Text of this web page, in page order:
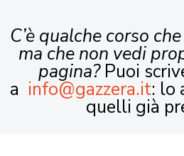
C’è qualche corso
ma che non vedi
pagina?Puoi
a info@gazzera.it: lo
quelli già